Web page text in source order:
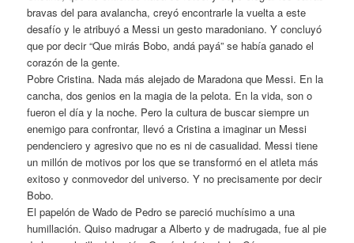
bravas del para avalancha, creyó encontrarle la vuelta a este
desafío y le atribuyó a Messi un gesto maradoniano. Y concluyó
que por decir “Que mirás Bobo, andá payá” se había ganado el
corazón de la gente.
Pobre Cristina. Nada más alejado de Maradona que Messi. En la
cancha, dos genios en la magia de la pelota. En la vida, son o
fueron el día y la noche. Pero la cultura de buscar siempre un
enemigo para confrontar, llevó a Cristina a imaginar un Messi
pendenciero y agresivo que no es ni de casualidad. Messi tiene
un millón de motivos por los que se transformó en el atleta más
exitoso y conmovedor del universo. Y no precisamente por decir
Bobo.
El papelón de Wado de Pedro se pareció muchísimo a una
humillación. Quiso madrugar a Alberto y de madrugada, fue al pie